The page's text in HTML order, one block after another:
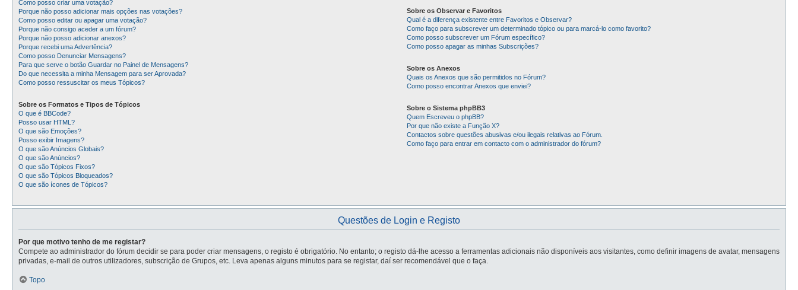
Como posso criar uma votação?
Porque não posso adicionar mais opções nas votações?
Como posso editar ou apagar uma votação?
Porque não consigo aceder a um fórum?
Porque não posso adicionar anexos?
Porque recebi uma Advertência?
Como posso Denunciar Mensagens?
Para que serve o botão Guardar no Painel de Mensagens?
Do que necessita a minha Mensagem para ser Aprovada?
Como posso ressuscitar os meus Tópicos?
Sobre os Formatos e Tipos de Tópicos
O que é BBCode?
Posso usar HTML?
O que são Emoções?
Posso exibir Imagens?
O que são Anúncios Globais?
O que são Anúncios?
O que são Tópicos Fixos?
O que são Tópicos Bloqueados?
O que são ícones de Tópicos?
Sobre os Observar e Favoritos
Qual é a diferença existente entre Favoritos e Observar?
Como faço para subscrever um determinado tópico ou para marcá-lo como favorito?
Como posso subscrever um Fórum específico?
Como posso apagar as minhas Subscrições?
Sobre os Anexos
Quais os Anexos que são permitidos no Fórum?
Como posso encontrar Anexos que enviei?
Sobre o Sistema phpBB3
Quem Escreveu o phpBB?
Por que não existe a Função X?
Contactos sobre questões abusivas e/ou ilegais relativas ao Fórum.
Como faço para entrar em contacto com o administrador do fórum?
Questões de Login e Registo
Por que motivo tenho de me registar?
Compete ao administrador do fórum decidir se para poder criar mensagens, o registo é obrigatório. No entanto; o registo dá-lhe acesso a ferramentas adicionais não disponíveis aos visitantes, como definir imagens de avatar, mensagens
privadas, e-mail de outros utilizadores, subscrição de Grupos, etc. Leva apenas alguns minutos para se registar, daí ser recomendável que o faça.
Topo